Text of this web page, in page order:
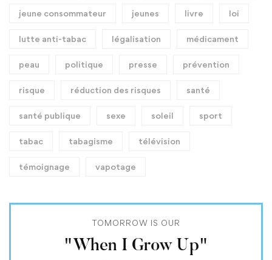
jeune consommateur jeunes livre loi
lutte anti-tabac légalisation médicament
peau politique presse prévention
risque réduction des risques santé
santé publique sexe soleil sport
tabac tabagisme télévision
témoignage vapotage
TOMORROW IS OUR
"When I Grow Up"